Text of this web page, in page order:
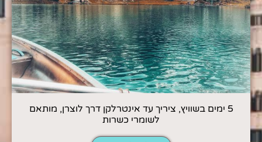
5 ימים בשוויץ, ציריך עד אינטרלקן דרך לוצרן, מותאם
לשומרי כשרות